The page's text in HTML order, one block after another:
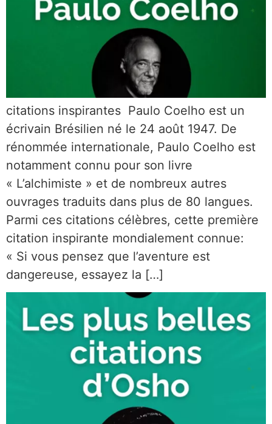
citations inspirantes Paulo Coelho est un
écrivain Brésilien né le 24 août 1947. De
rénommée internationale, Paulo Coelho est
notamment connu pour son livre
« L’alchimiste » et de nombreux autres
ouvrages traduits dans plus de 80 langues.
Parmi ces citations célèbres, cette première
citation inspirante mondialement connue:
« Si vous pensez que l’aventure est
dangereuse, essayez la […]